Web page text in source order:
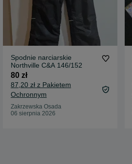
Spodnie narciarskie
Northville C&A 146/152
80 zł
87,20 zł z Pakietem
Ochronnym
Zakrzewska Osada
06 sierpnia 2026